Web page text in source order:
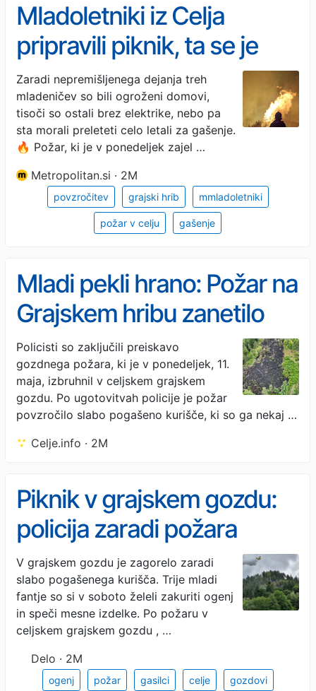
Mladoletniki iz Celja
pripravili piknik, ta se je
spremenil v uničujoč požar
- posledice zastrašujoče
Zaradi nepremišljenega dejanja treh
mladeničev so bili ogroženi domovi,
tisoči so ostali brez elektrike, nebo pa
sta morali preleteti celo letali za gašenje.
🔥 Požar, ki je v ponedeljek zajel …
Metropolitan.si · 2M
povzročitev grajski hrib mmladoletniki
požar v celju gašenje
Mladi pekli hrano: Požar na
Grajskem hribu zanetilo
nepogašeno kurišče
Policisti so zaključili preiskavo
gozdnega požara, ki je v ponedeljek, 11.
maja, izbruhnil v celjskem grajskem
gozdu. Po ugotovitvah policije je požar
povzročilo slabo pogašeno kurišče, ki so ga nekaj …
Celje.info · 2M
Piknik v grajskem gozdu:
policija zaradi požara
ovadila mladoletnika
V grajskem gozdu je zagorelo zaradi
slabo pogašenega kurišča. Trije mladi
fantje so si v soboto želeli zakuriti ogenj
in speči mesne izdelke. Po požaru v
celjskem grajskem gozdu , …
Delo · 2M
ogenj požar gasilci celje gozdovi